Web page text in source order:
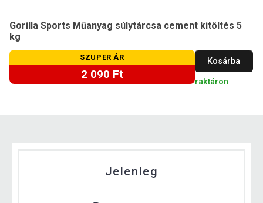
Gorilla Sports Műanyag súlytárcsa cement kitöltés 5
kg
SZUPER ÁR
2 090 Ft
Kosárba
raktáron
Jelenleg